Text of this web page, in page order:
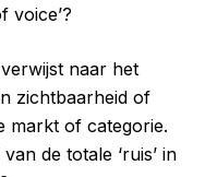
voice’?
naar het
zichtbaarheid of
markt of categorie.
de totale ‘ruis’ in